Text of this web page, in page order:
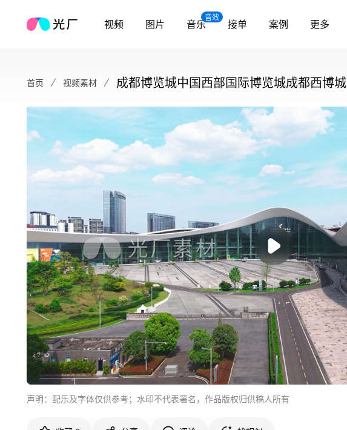
视频 图片
音效
音乐 接单 案例 更多
首页 视频素材 成都博览城中国西部国际博览城成都西博城
声明：配乐及字体仅供参考；水印不代表署名，作品版权归供稿人所有